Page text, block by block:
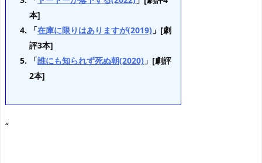
本]
「在庫に限りはありますが(2019) 」[劇
評3本]
「誰にも知られず死ぬ朝(2020) 」[劇評
2本]
“